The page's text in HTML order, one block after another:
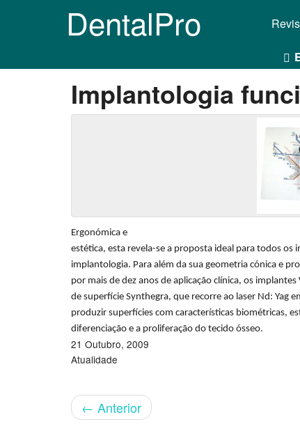
DentalPro
Implantologia
Ergonómica e
estética, esta revela-se a proposta ideal para todos os
implantologia. Para além da sua geometria cónica e
por mais de dez anos de aplicação clínica, os
de superfície Synthegra, que recorre ao laser Nd: Yag
produzir superfícies com características biométricas,
diferenciação e a proliferação do tecido ósseo.
21 Outubro, 2009
Atualidade
← Anterior